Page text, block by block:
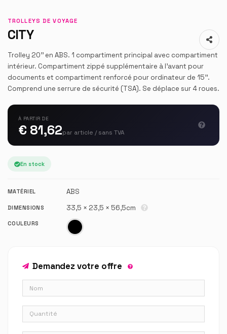
TROLLEYS DE VOYAGE
CITY
Trolley 20'' en ABS. 1 compartiment principal avec compartiment
intérieur. Compartiment zippé supplémentaire à l'avant pour
documents et compartiment renforcé pour ordinateur de 15''.
Comprend une serrure de sécurité (TSA). Se déplace sur 4 roues.
À PARTIR DE
€ 81,62par article / sans TVA
En stock
MATÉRIEL ABS
DIMENSIONS 33,5 × 23,5 × 56,5cm
COULEURS
Demandez votre offre